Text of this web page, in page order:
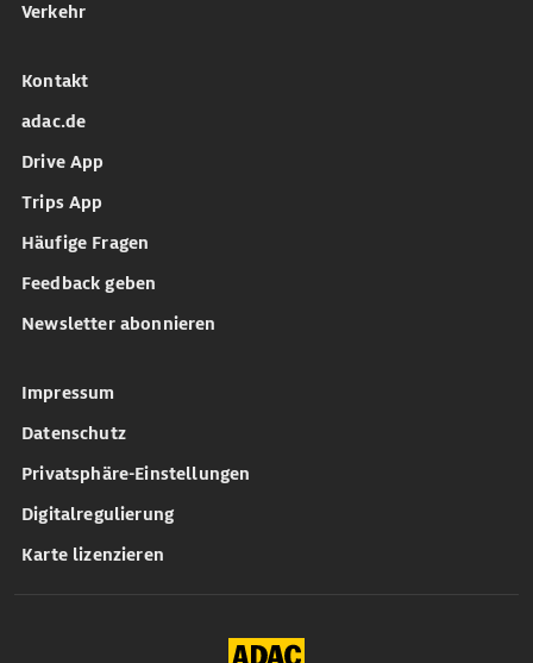
Verkehr
Kontakt
adac.de
Drive App
Trips App
Häufige Fragen
Feedback geben
Newsletter abonnieren
Impressum
Datenschutz
Privatsphäre-Einstellungen
Digitalregulierung
Karte lizenzieren